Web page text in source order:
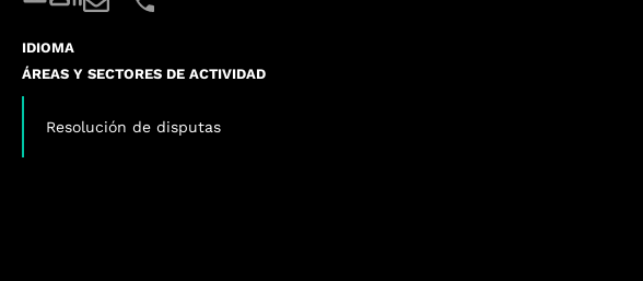
IDIOMA
ÁREAS Y SECTORES DE ACTIVIDAD
Resolución de disputas